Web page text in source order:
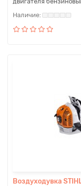
Воздуходувка